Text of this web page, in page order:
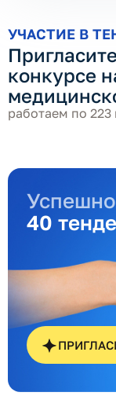
УЧАСТИЕ В
конкурсе
работаем по
40